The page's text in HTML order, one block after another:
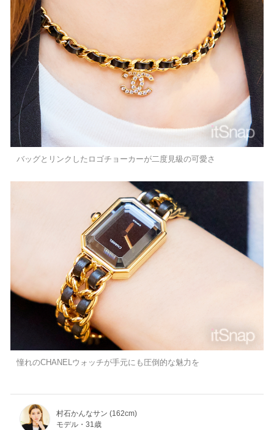
バッグとリンクしたロゴチョーカーが二度見級の可愛さ
憧れのCHANELウォッチが手元にも圧倒的な魅力を
村石かんなサン (162cm)
モデル・31歳